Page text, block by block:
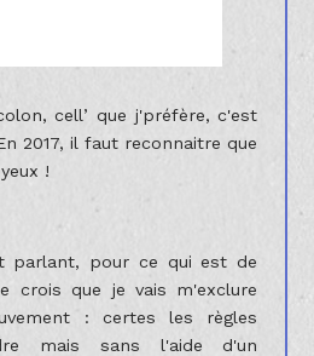
cell’ que j'préfère, c'est
2017, il faut reconnaitre que
!
parlant, pour ce qui est de
crois que je vais m'exclure
: certes les règles
mais sans l'aide d'un